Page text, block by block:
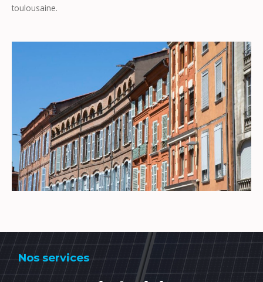
toulousaine.
Nos services